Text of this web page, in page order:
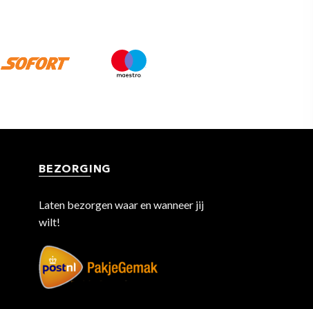
BEZORGING
Laten bezorgen waar en wanneer jij
wilt!